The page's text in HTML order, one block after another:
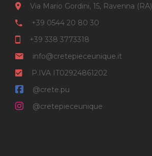
Via Mario Gordini, 15, Ravenna (RA)
+39 0544 20 80 30
+39 338 3773318
info@cretepieceunique.it
P.IVA IT02924861202
@crete.pu
@cretepieceunique